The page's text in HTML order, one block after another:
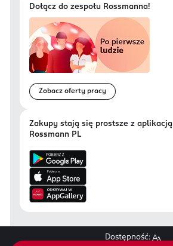
Dołącz do zespołu Rossmanna!
Zobacz oferty pracy
Zakupy stają się prostsze z aplikacją
Rossmann PL
Dostępność: